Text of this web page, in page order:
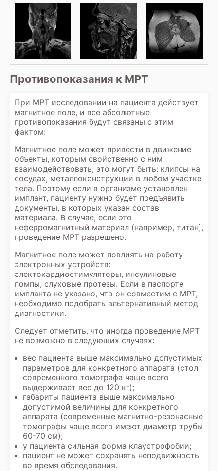
Противопоказания к МРТ
При МРТ исследовании на пациента действует
магнитное поле, и все абсолютные
противопоказания будут связаны с этим
фактом:
Магнитное поле может привести в движение
объекты, которым свойственно с ним
взаимодействовать, это могут быть: клипсы на
сосудах, металлоконструкции в любом участке
тела. Поэтому если в организме установлен
имплант, пациенту нужно будет предъявить
документы, в которых указан состав
материала. В случае, если это
неферромагнитный материал (например, титан),
проведение МРТ разрешено.
Магнитное поле может повлиять на работу
электронных устройств:
электокардиостимуляторы, инсулиновые
помпы, слуховые протезы. Если в паспорте
импланта не указано, что он совместим с МРТ,
необходимо подобрать альтернативный метод
диагностики.
Следует отметить, что иногда проведение МРТ
не возможно в следующих случаях:
вес пациента выше максимально допустимых
параметров для конкретного аппарата (стол
современного томографа чаще всего
выдерживает вес до 120 кг);
габариты пациента выше максимально
допустимой величины для конкретного
аппарата (современные магнитно-резонасные
томографы чаще всего имеют диаметр трубы
60-70 см);
у пациента сильная форма клаустрофобии;
пациент не может сохранять неподвижность
во время обследования.